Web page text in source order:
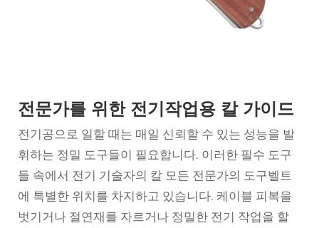
전문가를 위한 전기작업용 칼 가이드
전기공으로 일할 때는 매일 신뢰할 수 있는 성능을 발
휘하는 정밀 도구들이 필요합니다. 이러한 필수 도구
들 속에서 전기 기술자의 칼 모든 전문가의 도구벨트
에 특별한 위치를 차지하고 있습니다. 케이블 피복을
벗기거나 절연재를 자르거나 정밀한 전기 작업을 할